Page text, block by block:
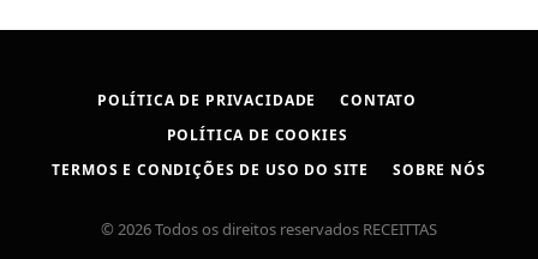
POLÍTICA DE PRIVACIDADE
CONTATO
POLÍTICA DE COOKIES
TERMOS E CONDIÇÕES DE USO DO SITE
SOBRE NÓS
© 2026 Todos os direitos reservados RECEITTAS